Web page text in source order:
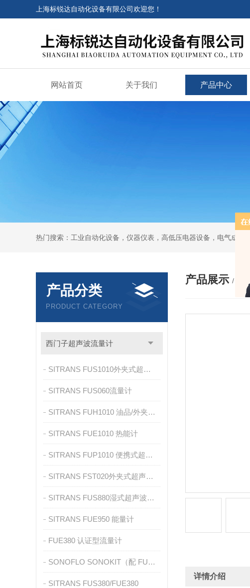
上海标锐达自动化设备有限公司欢迎您！
网站首页 关于我们 产品中心
热门搜索：工业自动化设备，仪器仪表，高低压电器设备，电气成套设
产品分类
PRODUCT CATEGORY
西门子超声波流量计
SITRANS FUS1010外夹式超声波流量计
SITRANS FUS060流量计
SITRANS FUH1010 油品/外夹式油量仪
SITRANS FUE1010 热能计
SITRANS FUP1010 便携式超声波流量计
SITRANS FST020外夹式超声波流量计
SITRANS FUS880湿式超声波流量计
SITRANS FUE950 能量计
FUE380 认证型流量计
SONOFLO SONOKIT（配 FUS060）
SITRANS FUS380/FUE380
产品展示 /
详情介绍